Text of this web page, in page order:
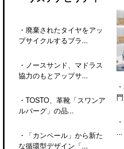
・ 廃棄されたタイヤをアッ
プサイクルするブラ...
・ ノースサンド、マドラス
協力のもとアップサ...
・ TOSTO、革靴「スワンア
ルバーグ」の品...
・
「カンペール」から新た
な循環型デザイン「...
・
・
...